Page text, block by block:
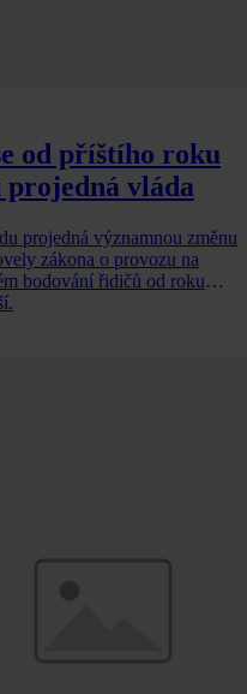
od příštího roku
projedná vláda
projedná významnou změnu
zákona o provozu na
bodování řidičů od roku